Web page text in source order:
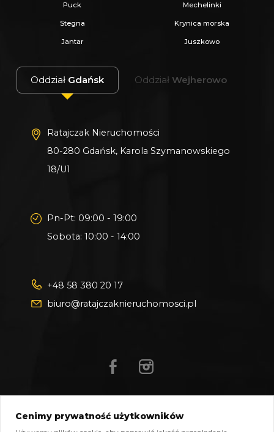
Puck Mechelinki
Stegna Krynica morska
Jantar Juszkowo
Oddział Gdańsk Oddział Wejherowo
Ratajczak Nieruchomości
80-280 Gdańsk, Karola Szymanowskiego
18/U1
Pn-Pt: 09:00 - 19:00
Sobota: 10:00 - 14:00
+48 58 380 20 17
biuro@ratajczaknieruchomosci.pl
Cenimy prywatność użytkowników